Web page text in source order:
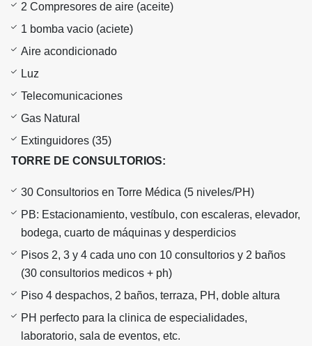
2 Compresores de aire (aceite)
1 bomba vacio (aciete)
Aire acondicionado
Luz
Telecomunicaciones
Gas Natural
Extinguidores (35)
TORRE DE CONSULTORIOS:
30 Consultorios en Torre Médica (5 niveles/PH)
PB: Estacionamiento, vestíbulo, con escaleras, elevador,
bodega, cuarto de máquinas y desperdicios
Pisos 2, 3 y 4 cada uno con 10 consultorios y 2 baños
(30 consultorios medicos + ph)
Piso 4 despachos, 2 baños, terraza, PH, doble altura
PH perfecto para la clinica de especialidades,
laboratorio, sala de eventos, etc.